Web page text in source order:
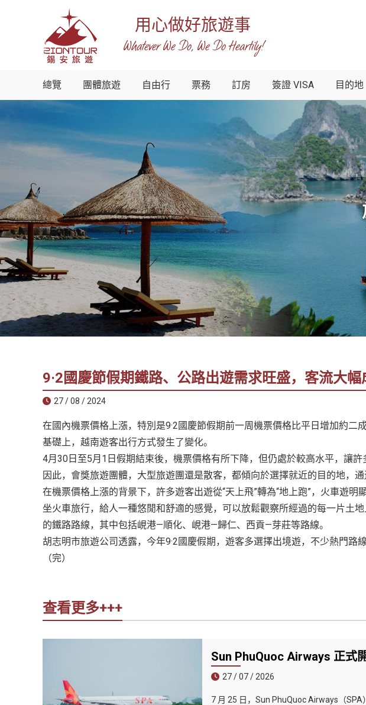
南
錫
際
-
越
南
地
社
錫
安
旅
您
在
南
最
好
的
作
夥
伴！
越
南
行
用心做好旅遊事
Whatever We Do, We Do Heartily!
總覽 團體旅遊 自由行 票務 訂房 簽證 VISA 目的地
9·2國慶節假期鐵路、公路出遊需求旺盛，客流大幅
27 / 08 / 2024
在國內機票價格上漲，特別是9·2國慶節假期前一周機票價格比平日增加約二
基礎上，越南遊客出行方式發生了變化。
4月30日至5月1日假期結束後，機票價格有所下降，但仍處於較高水平，讓許
因此，會獎旅遊團體，大型旅遊團還是散客，都傾向於選擇就近的目的地，通
在機票價格上漲的背景下，許多遊客出遊從“天上飛”轉為“地上跑”，火車遊明顯
坐火車旅行，給人一種悠閒和舒適的感覺，可以放鬆觀察所經過的每一片土
的鐵路路線，其中包括峴港—順化、峴港—歸仁、西貢—芽莊等路線。
胡志明市旅遊公司透露，今年9·2國慶假期，遊客多選擇出境遊，不少熱門路
（完）
查看更多+++
Sun PhuQuoc Airways 正式
27 / 07 / 2026
7 月 25 日，Sun PhuQuoc Airways（